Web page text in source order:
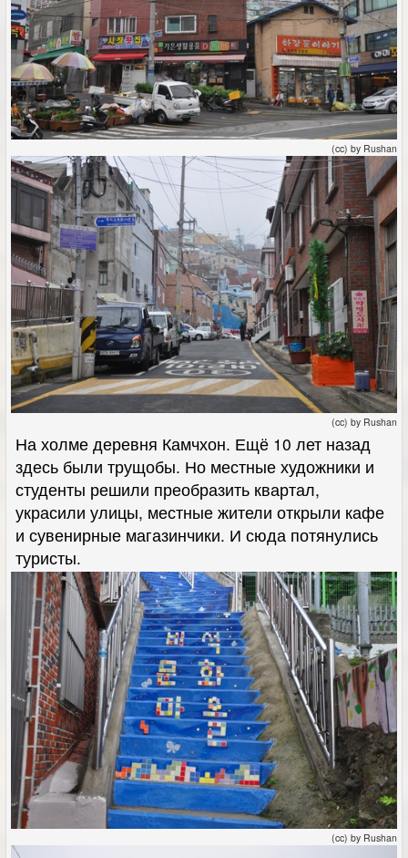
(cc) by Rushan
(cc) by Rushan
На холме деревня Камчхон. Ещё 10 лет назад
здесь были трущобы. Но местные художники и
студенты решили преобразить квартал,
украсили улицы, местные жители открыли кафе
и сувенирные магазинчики. И сюда потянулись
туристы.
(cc) by Rushan